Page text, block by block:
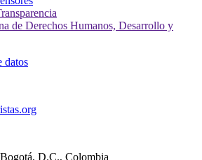
datos
D.C., Colombia